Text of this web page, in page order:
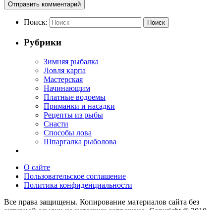
Поиск: Поиск
Рубрики
Зимняя рыбалка
Ловля карпа
Мастерская
Начинающим
Платные водоемы
Приманки и насадки
Рецепты из рыбы
Снасти
Способы лова
Шпаргалка рыболова
О сайте
Пользовательское соглашение
Политика конфиденциальности
Все права защищены. Копирование материалов сайта без